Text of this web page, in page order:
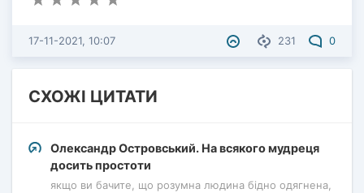
231 0
17-11-2021, 10:07
СХОЖІ ЦИТАТИ
Олександр Островський. На всякого мудреця
досить простоти
якщо ви бачите, що розумна людина бідно одягнена,